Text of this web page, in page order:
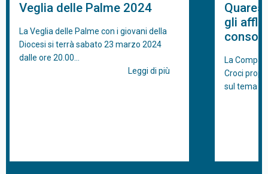
Veglia delle Palme 2024
La Veglia delle Palme con i giovani della
Diocesi si terrà sabato 23 marzo 2024
dalle ore 20.00…
Leggi di più
gli
La
Croci
sul tema